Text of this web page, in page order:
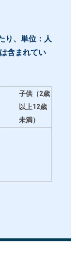
り、単位：人
含まれてい
子供（2歳
以上12歳
未満）